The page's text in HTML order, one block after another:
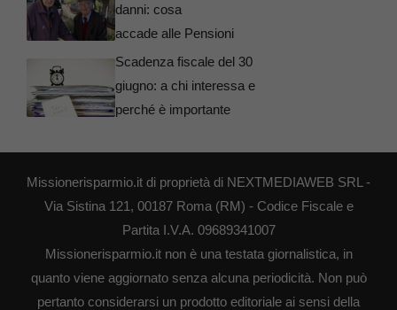
danni: cosa
accade alle Pensioni
Scadenza fiscale del 30
giugno: a chi interessa e
perché è importante
Missionerisparmio.it di proprietà di NEXTMEDIAWEB SRL -
Via Sistina 121, 00187 Roma (RM) - Codice Fiscale e
Partita I.V.A. 09689341007
Missionerisparmio.it non è una testata giornalistica, in
quanto viene aggiornato senza alcuna periodicità. Non può
pertanto considerarsi un prodotto editoriale ai sensi della